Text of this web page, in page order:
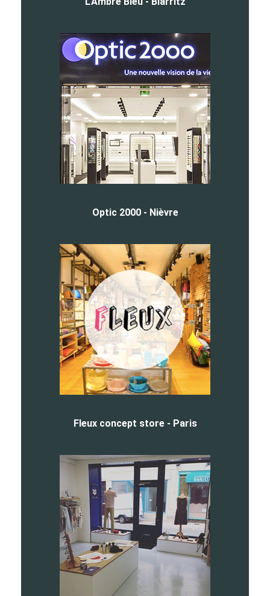
Optic 2000 - Nièvre
Fleux concept store - Paris